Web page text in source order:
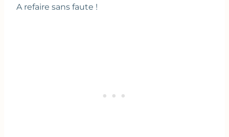
A refaire sans faute !